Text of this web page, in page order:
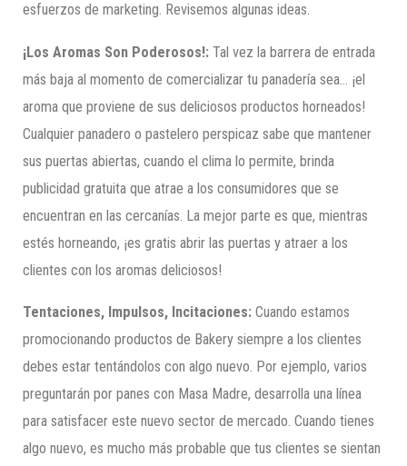
esfuerzos de marketing. Revisemos algunas ideas.
¡Los Aromas Son Poderosos!: Tal vez la barrera de entrada
más baja al momento de comercializar tu panadería sea… ¡el
aroma que proviene de sus deliciosos productos horneados!
Cualquier panadero o pastelero perspicaz sabe que mantener
sus puertas abiertas, cuando el clima lo permite, brinda
publicidad gratuita que atrae a los consumidores que se
encuentran en las cercanías. La mejor parte es que, mientras
estés horneando, ¡es gratis abrir las puertas y atraer a los
clientes con los aromas deliciosos!
Tentaciones, Impulsos, Incitaciones: Cuando estamos
promocionando productos de Bakery siempre a los clientes
debes estar tentándolos con algo nuevo. Por ejemplo, varios
preguntarán por panes con Masa Madre, desarrolla una línea
para satisfacer este nuevo sector de mercado. Cuando tienes
algo nuevo, es mucho más probable que tus clientes se sientan